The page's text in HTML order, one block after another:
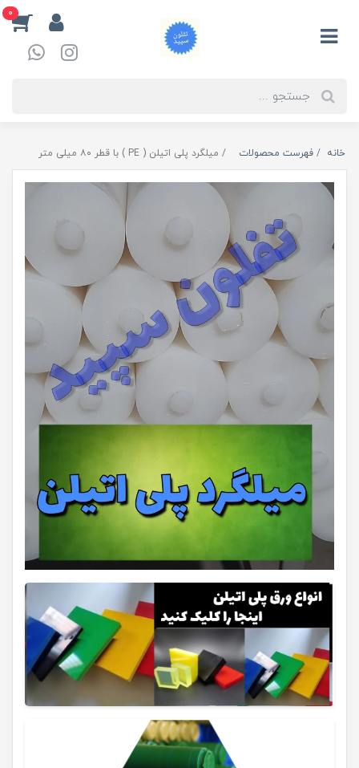
0
خانه فهرست محصولات میلگرد پلی اتیلن ( PE ) با قطر ۸۰ میلی متر